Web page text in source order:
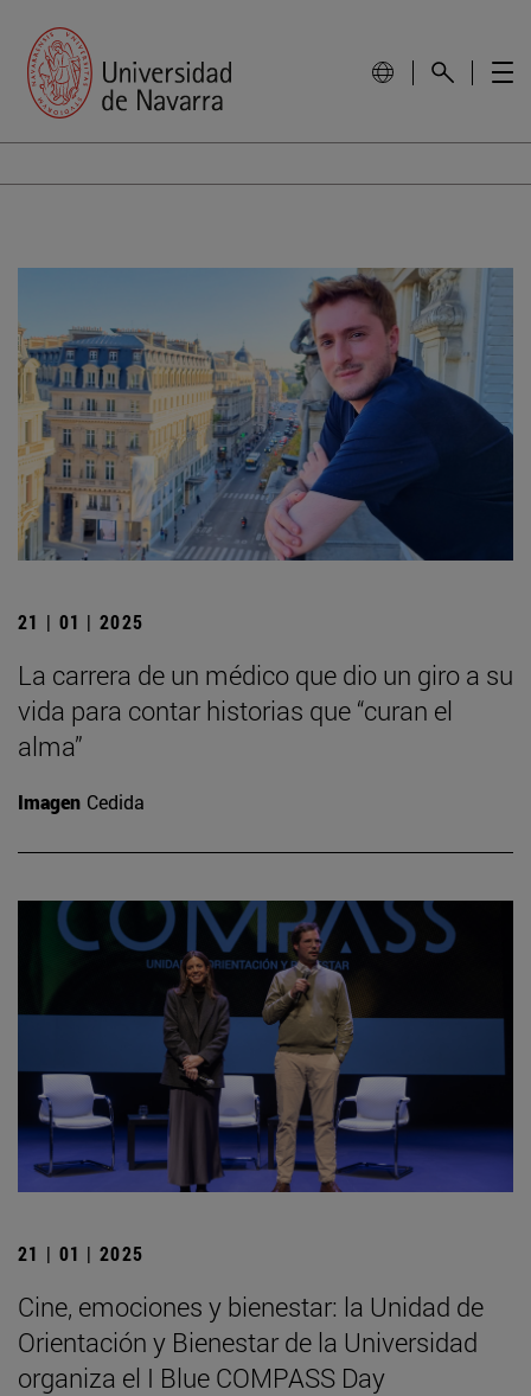
21 | 01 | 2025
La carrera de un médico que dio un giro a su
vida para contar historias que “curan el
alma”
Imagen Cedida
21 | 01 | 2025
Cine, emociones y bienestar: la Unidad de
Orientación y Bienestar de la Universidad
organiza el I Blue COMPASS Day